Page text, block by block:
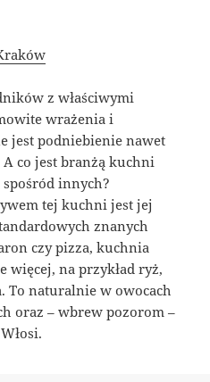
z właściwymi
wrażenia i
jest podniebienie nawet
co jest branżą kuchni
innych?
tej kuchni jest jej
znanych
czy pizza, kuchnia
więcej, na przykład ryż,
To naturalnie w owocach
oraz – wbrew pozorom –